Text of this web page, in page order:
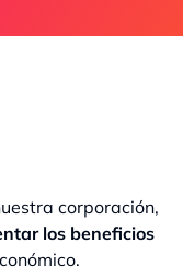
corporación,
los beneficios